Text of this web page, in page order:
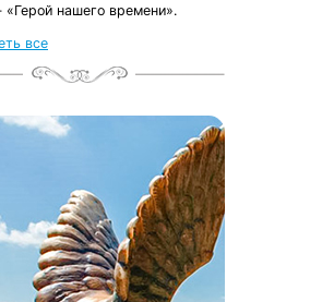
нашего времени».
все